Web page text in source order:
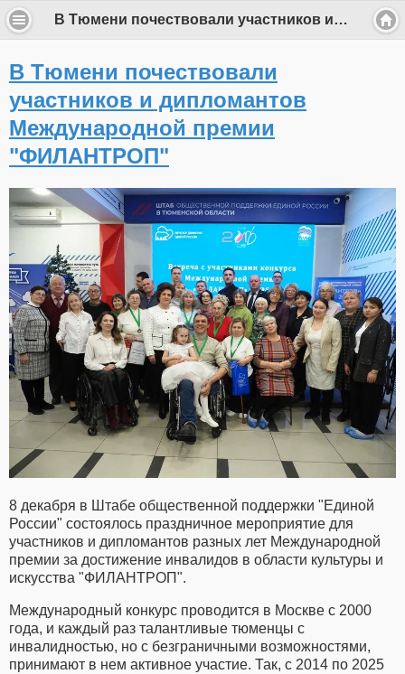
В Тюмени почествовали участников и дипломантов Международной премии "ФИЛАНТРОП"
В Тюмени почествовали
участников и дипломантов
Международной премии
"ФИЛАНТРОП"
8 декабря в Штабе общественной поддержки "Единой
России" состоялось праздничное мероприятие для
участников и дипломантов разных лет Международной
премии за достижение инвалидов в области культуры и
искусства "ФИЛАНТРОП".
Международный конкурс проводится в Москве с 2000
года, и каждый раз талантливые тюменцы с
инвалидностью, но с безграничными возможностями,
принимают в нем активное участие. Так, с 2014 по 2025